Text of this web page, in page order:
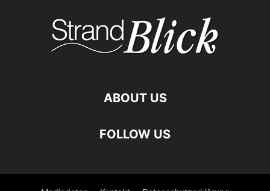
ABOUT US
FOLLOW US